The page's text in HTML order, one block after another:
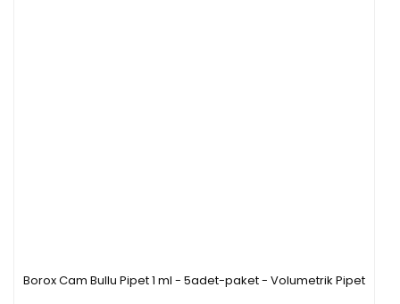
Borox Cam Bullu Pipet 1 ml - 5adet-paket - Volumetrik Pipet